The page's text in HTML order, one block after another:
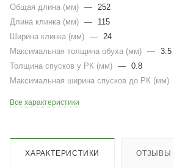
Общая длина (мм) — 252
Длина клинка (мм) —
115
Ширина клинка (мм) — 24
Максимальная толщина обуха (мм) — 3.5
Толщина спусков у РК (мм) — 0.8
Максимальная ширина спусков до РК (мм)
Все характеристики
ХАРАКТЕРИСТИКИ ОТЗЫВЫ